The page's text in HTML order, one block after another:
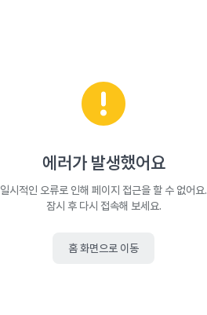
에러가 발생했어요
일시적인 오류로 인해 페이지 접근을 할 수 없어요.
잠시 후 다시 접속해 보세요.
홈 화면으로 이동